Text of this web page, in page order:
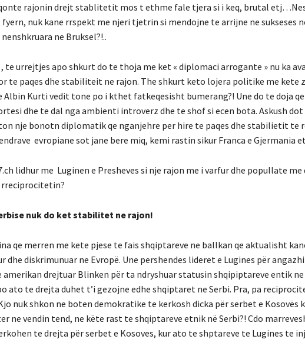
rajonin drejt stablitetit mos t ethme fale tjera si i keq, brutal
nuk kane rrspekt me njeri tjetrin si mendojne te arrijne ne sukseses
ne Bruksel?!..
te urrejtjes apo shkurt do te thoja me ket « diplomaci arrogante » nu ka
te paqes dhe stabiliteit ne rajon. The shkurt keto lojera politike me kete
Albin Kurti vedit tone po i kthet fatkeqesisht bumerang?! Une do te doja
dhe te dal nga ambienti introverz dhe te shof si ecen bota. Askush
nje bonotn diplomatik qe nganjehre per hire te paqes dhe stabilietit te
evropiane sot jane bere miq, kemi rastin sikur Franca e Gjermania
lidhur me Luginen e Presheves si nje rajon me i varfur dhe popullate
rreciprocitetin?
nuk do ket stabilitet ne rajon!
qe merren me kete pjese te fais shqiptareve ne ballkan qe aktualisht
diskrimunuar ne Evropë. Une pershendes lideret e Lugines për
drejtuar Blinken për ta ndryshuar statusin shqipiptareve entik ne
ato te drejta duhet t’i gezojne edhe shqiptaret ne Serbi. Pra, pa
nuk shkon ne boten demokratike te kerkosh dicka për serbet e Kosovës
ne vendin tend, ne këte rast te shqiptareve etnik në Serbi?! Cdo
te drejta për serbet e Kosoves, kur ato te shptareve te Lugines te